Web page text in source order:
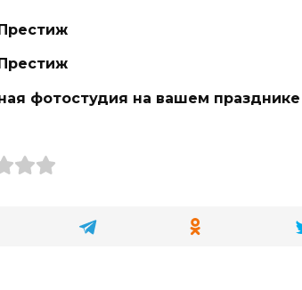
фотостудия на вашем празднике